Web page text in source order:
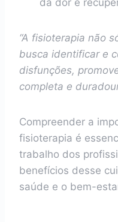
da dor e
“A fisioterapia não
busca identificar e
disfunções,
completa e
Compreender a
fisioterapia é
trabalho dos
benefícios desse
saúde e o bem-